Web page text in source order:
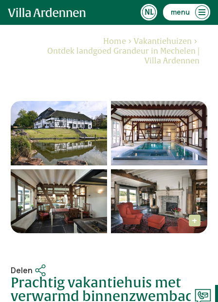
menu
Home
Vakantiehuizen
Ontdek landgoed Grandeur in Mechelen |
Villa Ardennen
Delen
Prachtig vakantiehuis met
verwarmd binnenzwembad